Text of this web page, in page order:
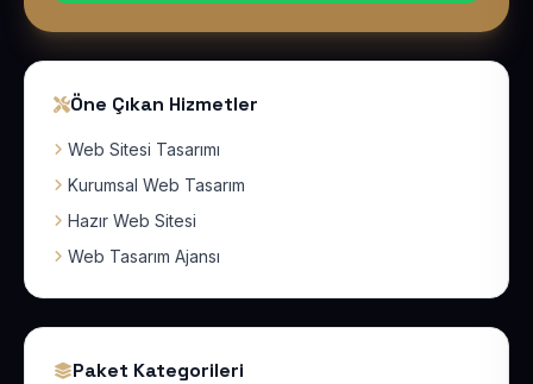
Öne Çıkan Hizmetler
Web Sitesi Tasarımı
Kurumsal Web Tasarım
Hazır Web Sitesi
Web Tasarım Ajansı
Paket Kategorileri